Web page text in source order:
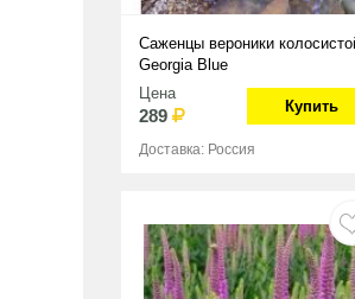
Саженцы вероники
Georgia Blue
Цена
289 Купить
Доставка: Россия